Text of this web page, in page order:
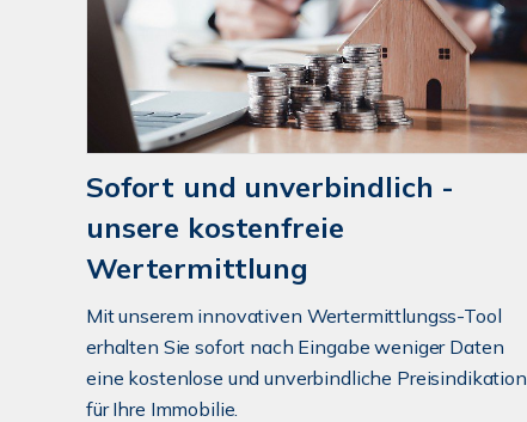
Sofort und unverbindlich -
unsere kostenfreie
Wertermittlung
Mit unserem innovativen Wertermittlungss-Tool
erhalten Sie sofort nach Eingabe weniger Daten
eine kostenlose und unverbindliche Preisindikation
für Ihre Immobilie.